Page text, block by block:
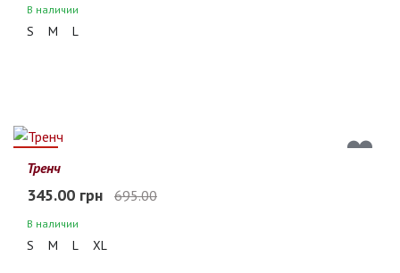
В наличии
S M L
50%
Тренч
345.00 грн 695.00
В наличии
S M L XL